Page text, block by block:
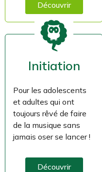
Découvrir
Initiation
Pour les adolescents
et adultes qui ont
toujours rêvé de faire
de la musique sans
jamais oser se lancer !
Découvrir